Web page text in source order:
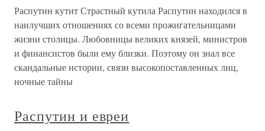
Распутин кутит Страстный кутила Распутин находился в
наилучших отношениях со всеми прожигательницами
жизни столицы. Любовницы великих князей, министров
и финансистов были ему близки. Поэтому он знал все
скандальные истории, связи высокопоставленных лиц,
ночные тайны
Распутин и евреи